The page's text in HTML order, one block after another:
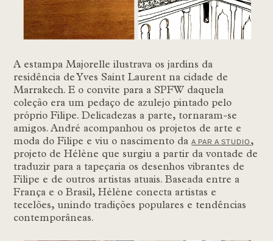
A estampa Majorelle ilustrava os jardins da
residência de Yves Saint Laurent na cidade de
Marrakech. E o convite para a SPFW daquela
coleção era um pedaço de azulejo pintado pelo
próprio Filipe. Delicadezas a parte, tornaram-se
amigos. André acompanhou os projetos de arte e
moda do Filipe e viu o nascimento daA PAR A STUDIO ,
projeto de Hélène que surgiu a partir da vontade de
traduzir para a tapeçaria os desenhos vibrantes de
Filipe e de outros artistas atuais. Baseada entre a
França e o Brasil, Hélène conecta artistas e
tecelões, unindo tradições populares e tendências
contemporâneas.